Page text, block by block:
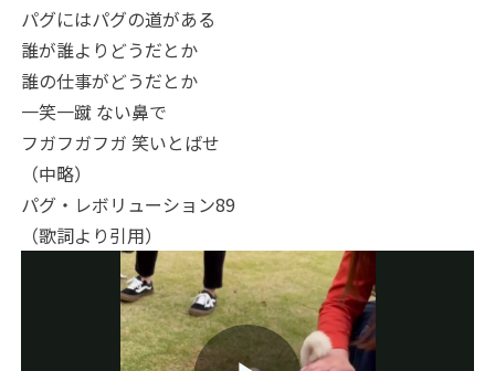
パグにはパグの道がある
誰が誰よりどうだとか
誰の仕事がどうだとか
一笑一蹴 ない鼻で
フガフガフガ 笑いとばせ
（中略）
パグ・レボリューション89
（歌詞より引用）